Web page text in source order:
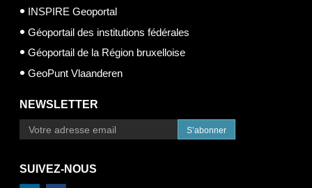
INSPIRE Geoportal
Géoportail des institutions fédérales
Géoportail de la Région bruxelloise
GeoPunt Vlaanderen
NEWSLETTER
S’abonner
SUIVEZ-NOUS